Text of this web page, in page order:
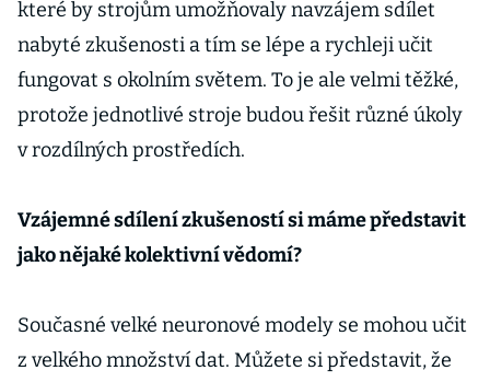
které by strojům umožňovaly navzájem sdílet
nabyté zkušenosti a tím se lépe a rychleji učit
fungovat s okolním světem. To je ale velmi těžké,
protože jednotlivé stroje budou řešit různé úkoly
v rozdílných prostředích.
Vzájemné sdílení zkušeností si máme představit
jako nějaké kolektivní vědomí?
Současné velké neuronové modely se mohou učit
z velkého množství dat. Můžete si představit, že